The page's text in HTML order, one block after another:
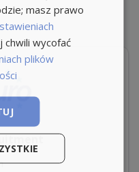
masz prawo
chwili wycofać
plików